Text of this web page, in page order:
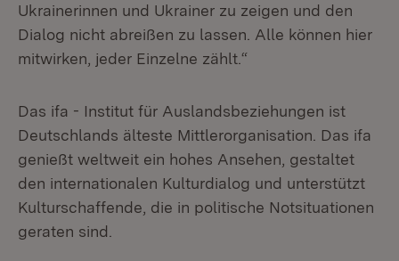
Ukrainerinnen und Ukrainer zu zeigen und den
Dialog nicht abreißen zu lassen. Alle können hier
mitwirken, jeder Einzelne zählt.“
Das ifa - Institut für Auslandsbeziehungen ist
Deutschlands älteste Mittlerorganisation. Das ifa
genießt weltweit ein hohes Ansehen, gestaltet
den internationalen Kulturdialog und unterstützt
Kulturschaffende, die in politische Notsituationen
geraten sind.